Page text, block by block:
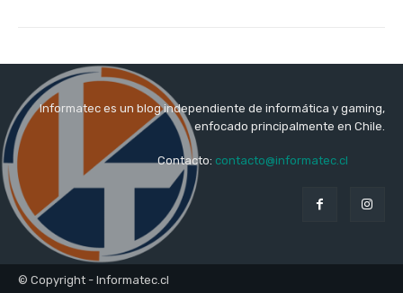
Informatec es un blog independiente de informática y gaming,
enfocado principalmente en Chile.
Contacto: contacto@informatec.cl
© Copyright - Informatec.cl